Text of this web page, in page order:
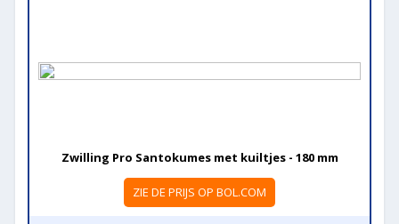
Zwilling Pro Santokumes met kuiltjes - 180 mm
ZIE DE PRIJS OP BOL.COM